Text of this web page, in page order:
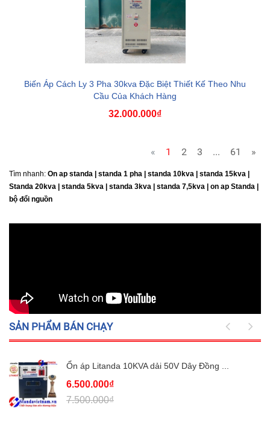
Biến Áp Cách Ly 3 Pha 30kva Đặc Biệt Thiết Kế Theo Nhu
Cầu Của Khách Hàng
32.000.000₫
« 1 2 3 ... 61 »
Tìm nhanh: On ap standa | standa 1 pha | standa 10kva | standa 15kva |
Standa 20kva |
standa 5kva | standa 3kva | standa 7,5kva | on ap Standa |
bộ đổi nguồn
SẢN PHẨM BÁN CHẠY
Ổn áp Litanda 10KVA dải 50V Dây Đồng ...
6.500.000₫
7.500.000₫